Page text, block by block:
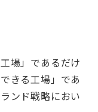
場」であるだけ
きる工場」であ
ンド戦略におい